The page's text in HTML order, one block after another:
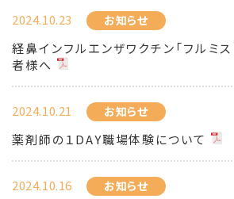
2024.10.23 お知らせ
経鼻インフルエンザワクチン「フルミ
者様へ
2024.10.21 お知らせ
薬剤師の１DAY職場体験について
2024.10.16 お知らせ